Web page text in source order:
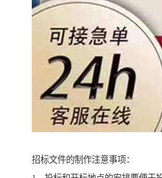
招标文件的制作注意事项：